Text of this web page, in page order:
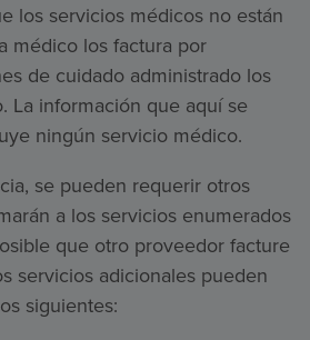
los servicios médicos no están
médico los factura por
de cuidado administrado los
La información que aquí se
ningún servicio médico.
se pueden requerir otros
a los servicios enumerados
que otro proveedor facture
servicios adicionales pueden
siguientes: